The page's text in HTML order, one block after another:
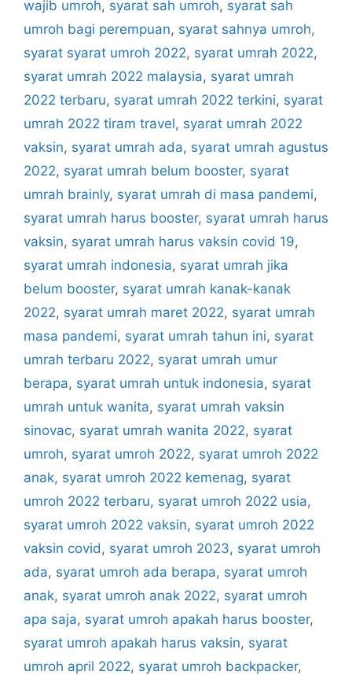
wajib umroh, syarat sah umroh, syarat sah
umroh bagi perempuan, syarat sahnya umroh,
syarat syarat umroh 2022, syarat umrah 2022,
syarat umrah 2022 malaysia, syarat umrah
2022 terbaru, syarat umrah 2022 terkini, syarat
umrah 2022 tiram travel, syarat umrah 2022
vaksin, syarat umrah ada, syarat umrah agustus
2022, syarat umrah belum booster, syarat
umrah brainly, syarat umrah di masa pandemi,
syarat umrah harus booster, syarat umrah harus
vaksin, syarat umrah harus vaksin covid 19,
syarat umrah indonesia, syarat umrah jika
belum booster, syarat umrah kanak-kanak
2022, syarat umrah maret 2022, syarat umrah
masa pandemi, syarat umrah tahun ini, syarat
umrah terbaru 2022, syarat umrah umur
berapa, syarat umrah untuk indonesia, syarat
umrah untuk wanita, syarat umrah vaksin
sinovac, syarat umrah wanita 2022, syarat
umroh, syarat umroh 2022, syarat umroh 2022
anak, syarat umroh 2022 kemenag, syarat
umroh 2022 terbaru, syarat umroh 2022 usia,
syarat umroh 2022 vaksin, syarat umroh 2022
vaksin covid , syarat umroh 2023, syarat umroh
ada, syarat umroh ada berapa, syarat umroh
anak, syarat umroh anak 2022, syarat umroh
apa saja, syarat umroh apakah harus booster,
syarat umroh apakah harus vaksin, syarat
umroh april 2022, syarat umroh backpacker,